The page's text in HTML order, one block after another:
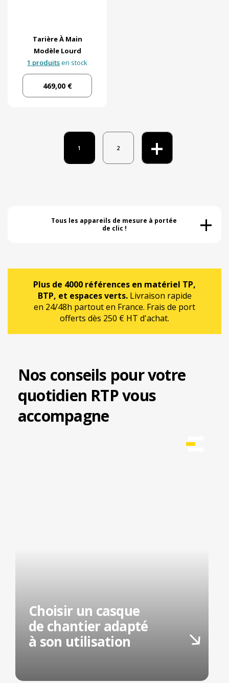
Tarière À Main
Modèle Lourd
1 produitsen stock
469,00 €
1 2 +
Tous les appareils de mesure à portée
de clic !
+
Plus de 4000 références en matériel TP,
BTP, et espaces verts.Livraison rapide
en 24/48h partout en France. Frais de port
offerts dès 250 € HT d'achat.
Nos conseils pour votre
quotidien RTP vous
accompagne
Choisir un casque
de chantier adapté
à son utilisation